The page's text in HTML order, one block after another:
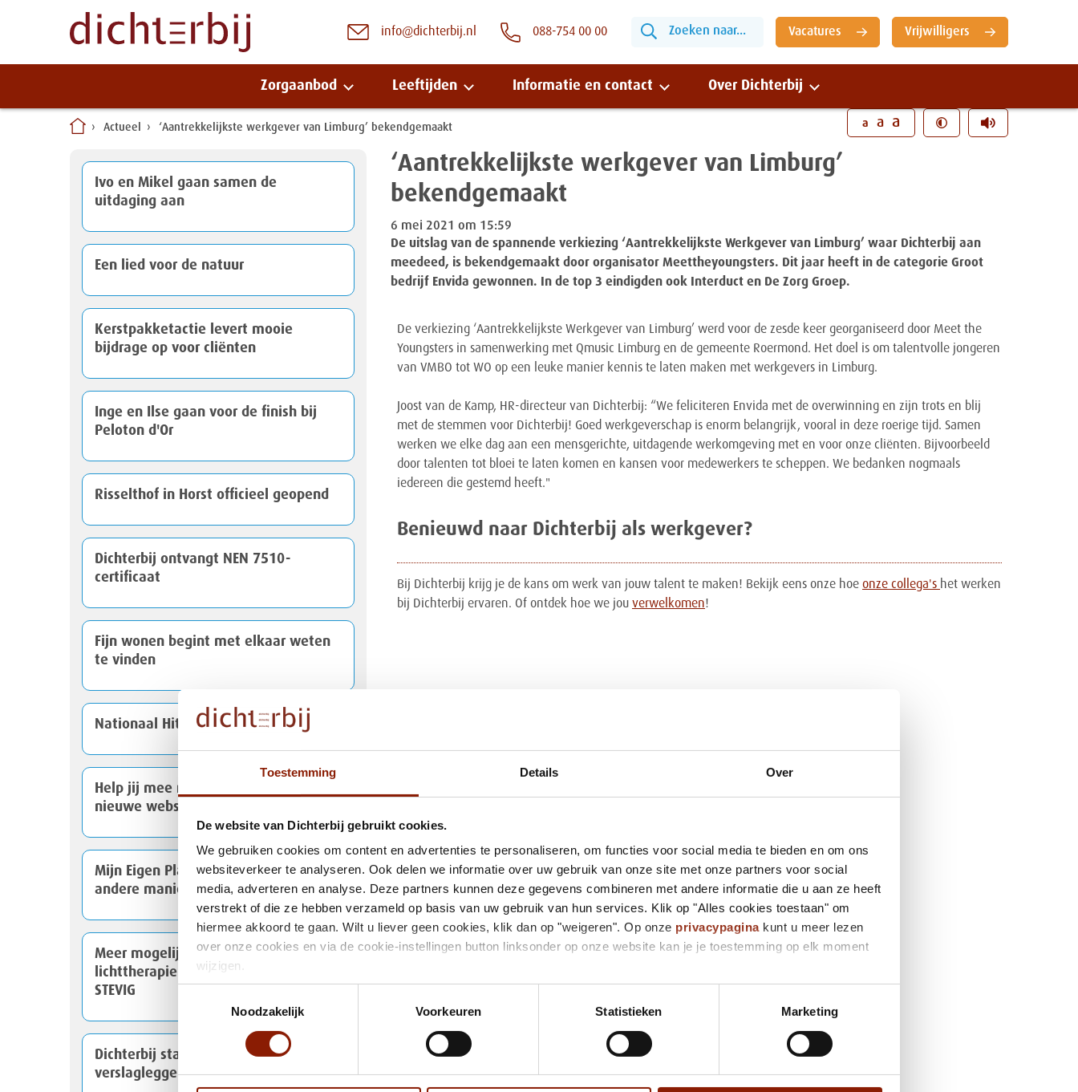
Toestemming Details Over
De website van Dichterbij gebruikt cookies.
We gebruiken cookies om content en advertenties te personaliseren, om functies voor social media te bieden en om ons
websiteverkeer te analyseren. Ook delen we informatie over uw gebruik van onze site met onze partners voor social
media, adverteren en analyse. Deze partners kunnen deze gegevens combineren met andere informatie die u aan ze heeft
verstrekt of die ze hebben verzameld op basis van uw gebruik van hun services. Klik op "Alles cookies toestaan" om
hiermee akkoord te gaan. Wilt u liever geen cookies, klik dan op "weigeren". Op onze privacypaginakunt u meer lezen
over onze cookies en via de cookie-instellingen button linksonder op onze website kan je je toestemming op elk moment
wijzigen.
Noodzakelijk
Voorkeuren Statistieken Marketing
info@dichterbij.nl 088-754 00 00 Zoeken naar... Vacatures Vrijwilligers
Zorgaanbod Leeftijden Informatie en contact Over Dichterbij
a a a
Actueel ‘Aantrekkelijkste werkgever van Limburg’ bekendgemaakt
Ivo en Mikel gaan samen de
uitdaging aan
Een lied voor de natuur
Kerstpakketactie levert mooie
bijdrage op voor cliënten
Inge en Ilse gaan voor de finish bij
Peloton d'Or
Risselthof in Horst officieel geopend
Dichterbij ontvangt NEN 7510-
certificaat
Fijn wonen begint met elkaar weten
te vinden
Nationaal Hitteplan actief
Help jij mee met het testen van onze
nieuwe website?
Mijn Eigen Plan: van handige app naar
andere manier van werken
Meer mogelijkheden voor
lichttherapie binnen Dichterbij en
STEVIG
Dichterbij start met spraakgestuurd
verslagleggen
‘Aantrekkelijkste werkgever van Limburg’
bekendgemaakt
6 mei 2021 om 15:59
De uitslag van de spannende verkiezing ‘Aantrekkelijkste Werkgever van Limburg’ waar Dichterbij aan
meedeed, is bekendgemaakt door organisator Meettheyoungsters. Dit jaar heeft in de categorie Groot
bedrijf Envida gewonnen. In de top 3 eindigden ook Interduct en De Zorg Groep.
De verkiezing ‘Aantrekkelijkste Werkgever van Limburg’ werd voor de zesde keer georganiseerd door Meet the
Youngsters in samenwerking met Qmusic Limburg en de gemeente Roermond. Het doel is om talentvolle jongeren
van VMBO tot WO op een leuke manier kennis te laten maken met werkgevers in Limburg.
Joost van de Kamp, HR-directeur van Dichterbij: “We feliciteren Envida met de overwinning en zijn trots en blij
met de stemmen voor Dichterbij! Goed werkgeverschap is enorm belangrijk, vooral in deze roerige tijd. Samen
werken we elke dag aan een mensgerichte, uitdagende werkomgeving met en voor onze cliënten. Bijvoorbeeld
door talenten tot bloei te laten komen en kansen voor medewerkers te scheppen. We bedanken nogmaals
iedereen die gestemd heeft."
Benieuwd naar Dichterbij als werkgever?
Bij Dichterbij krijg je de kans om werk van jouw talent te maken! Bekijk eens onze hoe onze collega's het werken
bij Dichterbij ervaren. Of ontdek hoe we jou verwelkomen!
Sluiten
Snel naar:
Wonen bij Dichterbij
Zinvolle dagbesteding